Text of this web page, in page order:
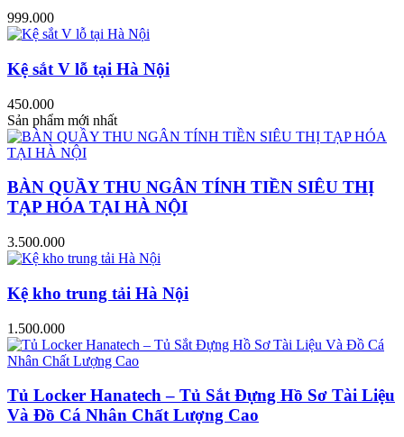
999.000
Kệ sắt V lỗ tại Hà Nội
450.000
Sản phẩm mới nhất
BÀN QUẦY THU NGÂN TÍNH TIỀN SIÊU THỊ
TẠP HÓA TẠI HÀ NỘI
3.500.000
Kệ kho trung tải Hà Nội
1.500.000
Tủ Locker Hanatech – Tủ Sắt Đựng Hồ Sơ Tài Liệu
Và Đồ Cá Nhân Chất Lượng Cao